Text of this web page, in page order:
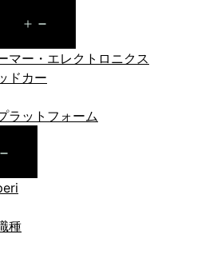
menu
マー・エレクトロニクス
ドカー
ラットフォーム
menu
種